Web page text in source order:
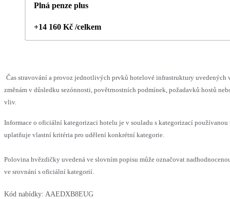
Plná penze plus
+14 160 Kč /celkem
Čas stravování a provoz jednotlivých prvků hotelové infrastruktury uvedených
změnám v důsledku sezónnosti, povětrnostních podmínek, požadavků hostů
vliv.
Informace o oficiální kategorizaci hotelu je v souladu s kategorizací používanou
uplatňuje vlastní kritéria pro udělení konkrétní kategorie.
Polovina hvězdičky uvedená ve slovním popisu může označovat
ve srovnání s oficiální kategorií.
Kód nabídky: AAEDXB8EUG